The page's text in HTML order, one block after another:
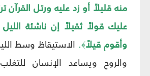
منه قليلاً أو زد عليه ورتل القرآن
عليك قولاً ثقيلاً إن ناشئة
وأقوم قيلاً﴾. الاستيقاظ وسط
والروح ويساعد الإنسان